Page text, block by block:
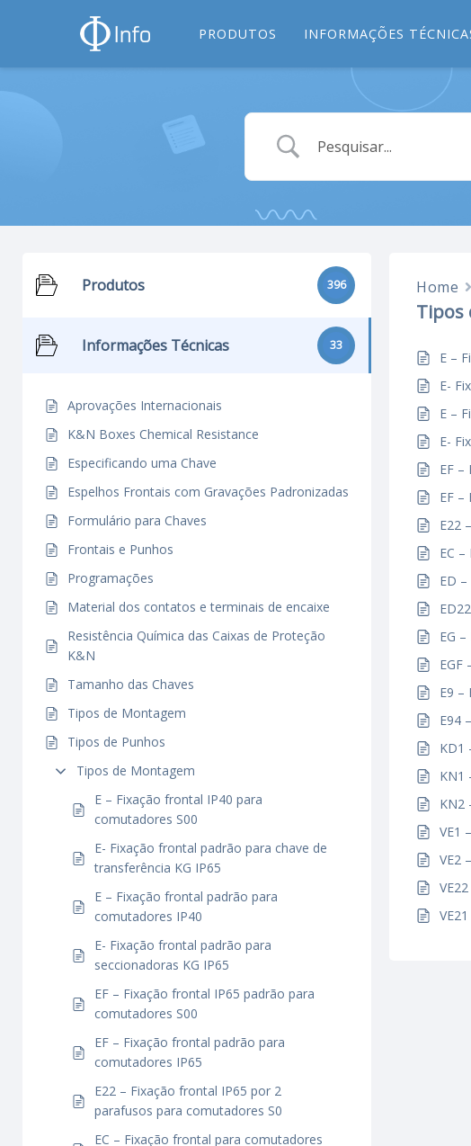
PRODUTOS INFORMAÇÕES
Produtos 396
Informações Técnicas 33
Aprovações Internacionais
K&N Boxes Chemical Resistance
Especificando uma Chave
Espelhos Frontais com Gravações Padronizadas
Formulário para Chaves
Frontais e Punhos
Programações
Material dos contatos e terminais de encaixe
Resistência Química das Caixas de Proteção
K&N
Tamanho das Chaves
Tipos de Montagem
Tipos de Punhos
Tipos de Montagem
E – Fixação frontal IP40 para
comutadores S00
E- Fixação frontal padrão para chave de
transferência KG IP65
E – Fixação frontal padrão para
comutadores IP40
E- Fixação frontal padrão para
seccionadoras KG IP65
EF – Fixação frontal IP65 padrão para
comutadores S00
EF – Fixação frontal padrão para
comutadores IP65
E22 – Fixação frontal IP65 por 2
parafusos para comutadores S0
EC – Fixação frontal para comutadores
Home
Tipos
E –
E-
E –
E-
EF
EF
E22
EC
ED
EG
EGF
E9 –
E94
KD1
KN1
KN2
VE1
VE2